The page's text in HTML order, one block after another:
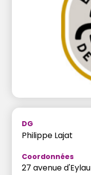
DG
Philippe Lajat
Coordonnées
27 avenue d'Eylau